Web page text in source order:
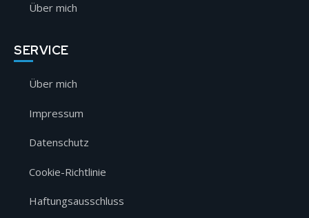
Über mich
SERVICE
Über mich
Impressum
Datenschutz
Cookie-Richtlinie
Haftungsausschluss